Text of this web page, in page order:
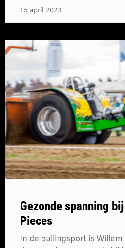
15 april 2023
Gezonde spanning
Pieces
In de pullingsport is